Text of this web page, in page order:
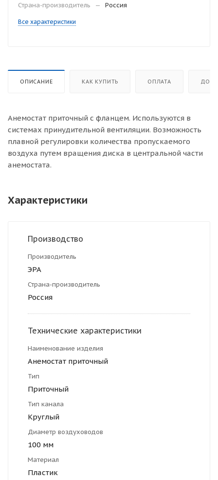
Страна-производитель
— Россия
Все характеристики
ОПИСАНИЕ КАК КУПИТЬ ОПЛАТА
Анемостат приточный с фланцем. Используются в
системах принудительной вентиляции. Возможность
плавной регулировки количества пропускаемого
воздуха путем вращения диска в центральной части
анемостата.
Характеристики
Производство
Производитель
ЭРА
Страна-производитель
Россия
Технические характеристики
Наименование изделия
Анемостат приточный
Тип
Приточный
Тип канала
Круглый
Диаметр воздуховодов
100 мм
Материал
Пластик